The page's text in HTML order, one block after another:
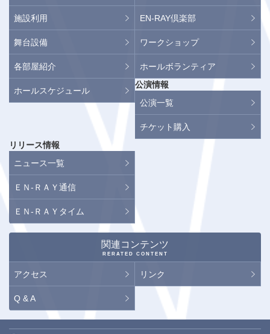
施設利用
舞台設備
各部屋紹介
ホールスケジュール
EN-RAY倶楽部
ワークショップ
ホールボランティア
公演情報
公演一覧
チケット購入
リリース情報
ニュース一覧
ＥＮ-ＲＡＹ通信
ＥＮ-ＲＡＹタイム
関連コンテンツ
RERATED CONTENT
アクセス リンク
Q & A